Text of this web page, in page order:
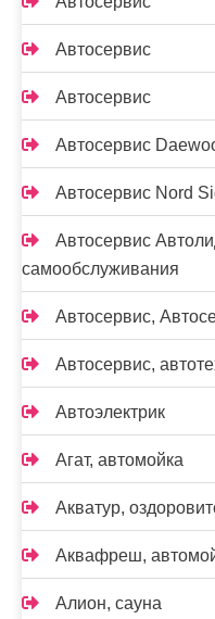
Автосервис
Автосервис
Автосервис
Автосервис Nord
Автосервис
самообслуживания
Автосервис,
Автосервис,
Автоэлектрик
Агат, автомойка
Акватур,
Аквафреш,
Алион, сауна